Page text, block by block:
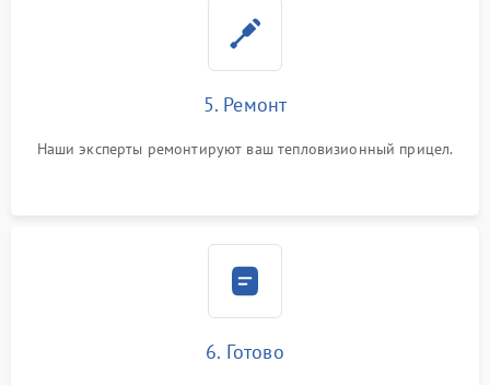
5. Ремонт
Наши эксперты ремонтируют ваш тепловизионный прицел.
6. Готово